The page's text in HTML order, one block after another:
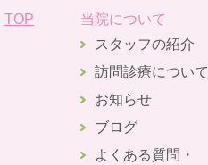
TOP
当院について
スタッフの紹介
訪問診療について
お知らせ
ブログ
よくある質問・